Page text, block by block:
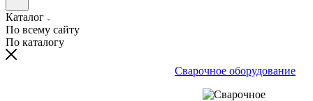
Каталог
По всему сайту
По каталогу
Сварочное оборудование